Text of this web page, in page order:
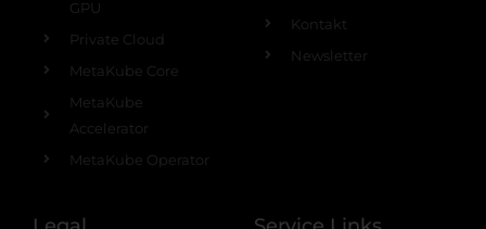
GPU
Private Cloud
MetaKube Core
MetaKube
Accelerator
MetaKube Operator
Kontakt
Newsletter